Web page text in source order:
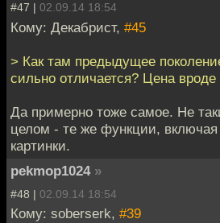
#47 | 02.09.14 18:54
Кому: Декабрист, #45
> Как там предыдущее
сильно отличается? Цена
Да примерно тоже самое. Не
целом - те же функции,
картинки.
pekmop1024 »
#48 | 02.09.14 18:54
Кому: soberserk, #39